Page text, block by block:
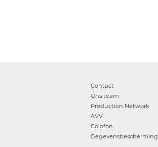
Contact
Ons team
Production Network
AVV
Colofon
Gegevensbescherming